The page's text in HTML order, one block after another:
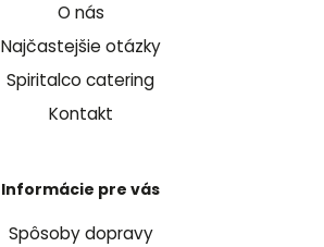
O nás
Najčastejšie otázky
Spiritalco catering
Kontakt
Informácie pre vás
Spôsoby dopravy